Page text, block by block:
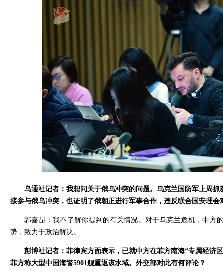
乌通社记者：我想问关于俄乌冲突的问题。乌克兰国防军上周
接参与俄乌冲突，也证明了俄朝正进行军事合作，违反联合国安理
郭嘉昆：我不了解你提到的有关情况。对于乌克兰危机，中方
势，致力于政治解决。
彭博社记者：菲律宾方面表示，已就中方在菲方南海“专属经济
菲方称大型中国海警5901舰重返该水域。外交部对此有何评论？